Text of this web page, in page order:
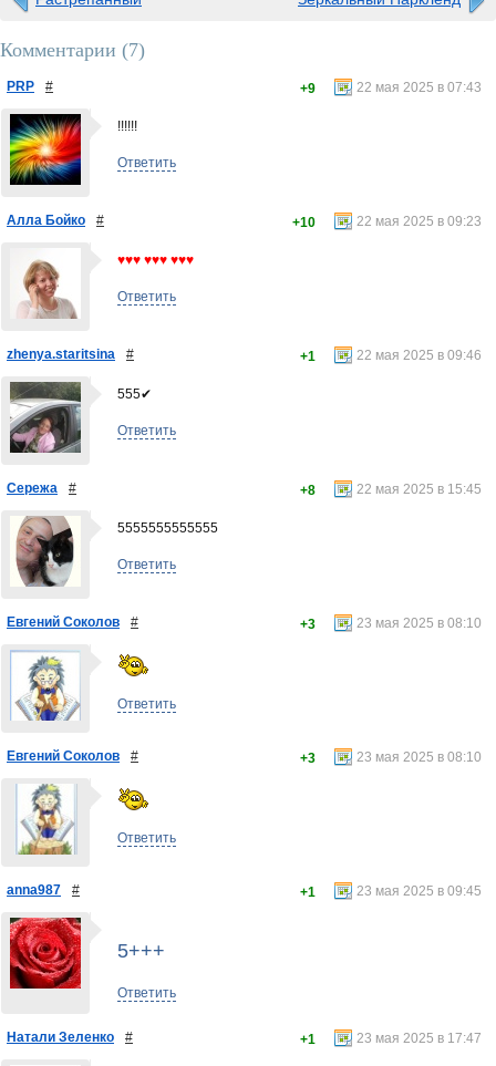
Комментарии (7)
PRP # 22 мая 2025 в 07:43
+9
!!!!!!
Ответить
Алла Бойко # 22 мая 2025 в 09:23
+10
♥♥♥ ♥♥♥ ♥♥♥
Ответить
zhenya.staritsina # 22 мая 2025 в 09:46
+1
555✔
Ответить
Сережа # 22 мая 2025 в 15:45
+8
5555555555555
Ответить
Евгений Соколов # 23 мая 2025 в 08:10
+3
Ответить
Евгений Соколов # 23 мая 2025 в 08:10
+3
Ответить
anna987 # 23 мая 2025 в 09:45
+1
5+++
Ответить
Натали Зеленко # 23 мая 2025 в 17:47
+1